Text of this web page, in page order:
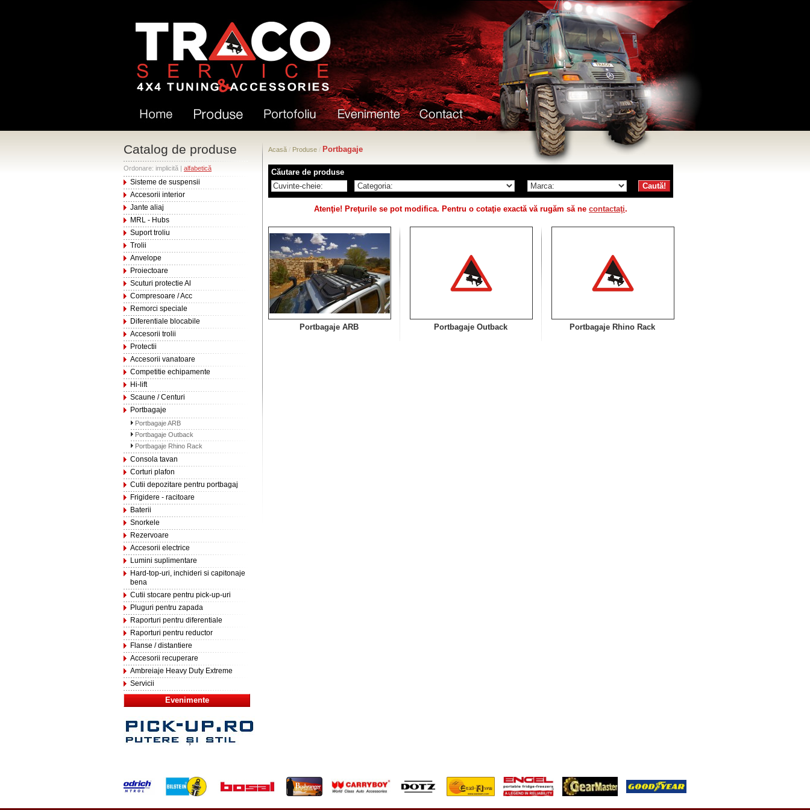
Catalog de produse
Ordonare: implicită | alfabetică
Sisteme de suspensii
Accesorii interior
Jante aliaj
MRL - Hubs
Suport troliu
Trolii
Anvelope
Proiectoare
Scuturi protectie Al
Compresoare / Acc
Remorci speciale
Diferentiale blocabile
Accesorii trolii
Protectii
Accesorii vanatoare
Competitie echipamente
Hi-lift
Scaune / Centuri
Portbagaje
Portbagaje ARB
Portbagaje Outback
Portbagaje Rhino Rack
Consola tavan
Corturi plafon
Cutii depozitare pentru portbagaj
Frigidere - racitoare
Baterii
Snorkele
Rezervoare
Accesorii electrice
Lumini suplimentare
Hard-top-uri, inchideri si capitonaje
bena
Cutii stocare pentru pick-up-uri
Pluguri pentru zapada
Raporturi pentru diferentiale
Raporturi pentru reductor
Flanse / distantiere
Accesorii recuperare
Ambreiaje Heavy Duty Extreme
Servicii
Evenimente
Acasă / Produse / Portbagaje
Căutare de produse
Atenţie! Preţurile se pot modifica. Pentru o cotaţie exactă vă rugăm să ne contactaţi.
Portbagaje ARB Portbagaje Outback Portbagaje Rhino Rack